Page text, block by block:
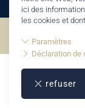
ici des
les cookies et
Paramètres
Déclaration de
refuser